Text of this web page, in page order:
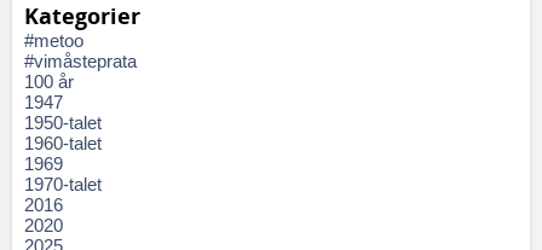
Kategorier
#metoo
#vimåsteprata
100 år
1947
1950-talet
1960-talet
1969
1970-talet
2016
2020
2025